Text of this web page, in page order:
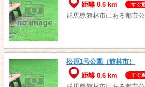
距離 0.6 km
すぐ
群馬県館林市にある都市
松原1号公園（館林市）
距離 0.6 km
すぐ